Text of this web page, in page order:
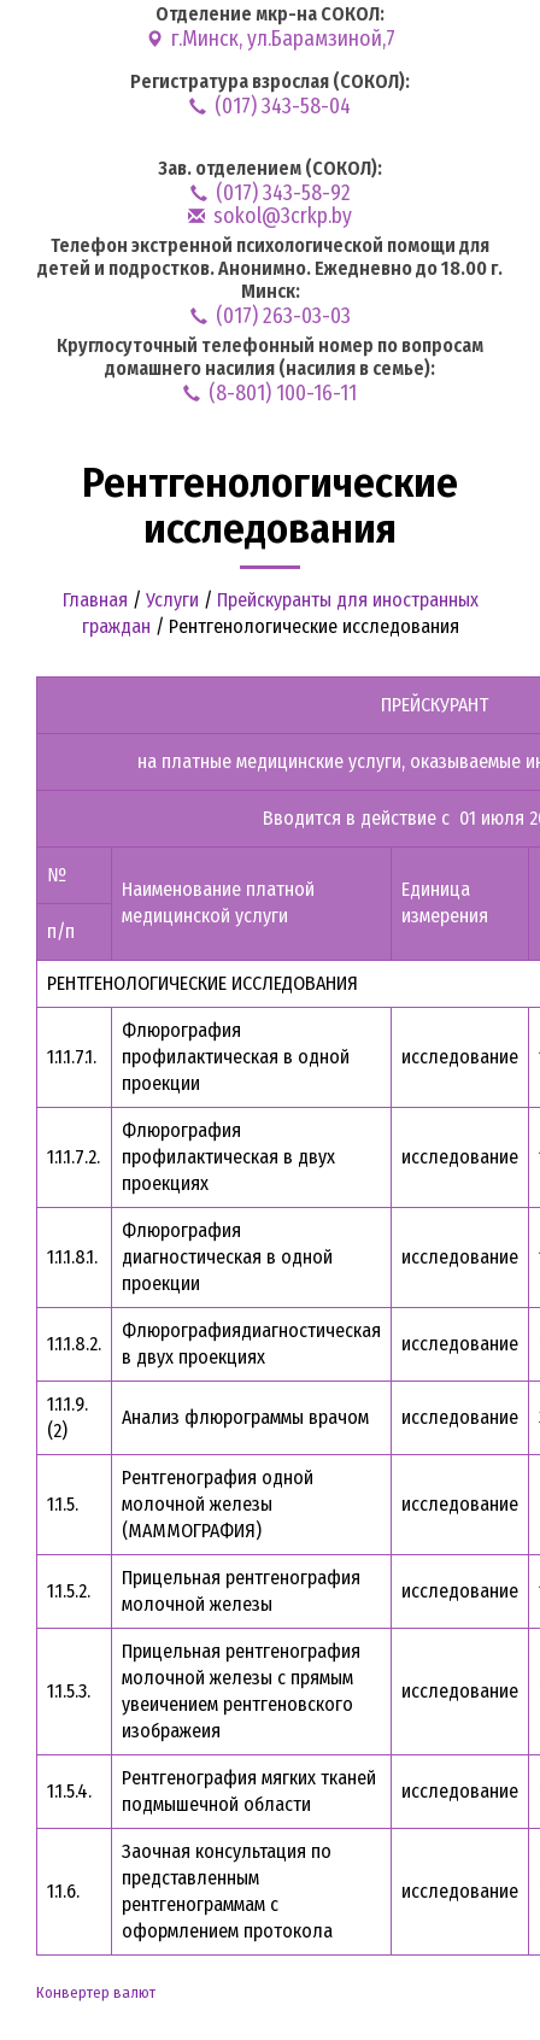
Отделение мкр-на СОКОЛ:
г.Минск, ул.Барамзиной,7
Регистратура взрослая (СОКОЛ):
(017) 343-58-04
Зав. отделением (СОКОЛ):
(017) 343-58-92
sokol@3crkp.by
Телефон экстренной психологической помощи для
детей и подростков. Анонимно. Ежедневно до 18.00 г.
Минск:
(017) 263-03-03
Круглосуточный телефонный номер по вопросам
домашнего насилия (насилия в семье):
(8-801) 100-16-11
Рентгенологические
исследования
Главная / Услуги / Прейскуранты для иностранных
граждан / Рентгенологические исследования
ПРЕЙСКУРАНТ
на платные медицинские услуги, оказываемые
Вводится в действие с 01 июля
№
Наименование платной
медицинской услуги
Единица
измерения
п/п
РЕНТГЕНОЛОГИЧЕСКИЕ ИССЛЕДОВАНИЯ
1.1.1.7.1.
Флюрография
профилактическая в одной
проекции
исследование
1.1.1.7.2.
Флюрография
профилактическая в двух
проекциях
исследование
1.1.1.8.1.
Флюрография
диагностическая в одной
проекции
исследование
1.1.1.8.2.
Флюрографиядиагностическая
в двух проекциях
исследование
1.1.1.9.
(2)
Анализ флюрограммы врачом исследование
1.1.5.
Рентгенография одной
молочной железы
(МАММОГРАФИЯ)
исследование
1.1.5.2.
Прицельная рентгенография
молочной железы
исследование
1.1.5.3.
Прицельная рентгенография
молочной железы с прямым
увеичением рентгеновского
изображеия
исследование
1.1.5.4.
Рентгенография мягких тканей
подмышечной области
исследование
1.1.6.
Заочная консультация по
представленным
рентгенограммам с
оформлением протокола
исследование
Конвертер валют